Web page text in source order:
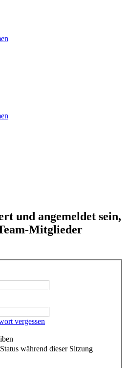
und angemeldet sein,
Mitglieder
vergessen
während dieser Sitzung